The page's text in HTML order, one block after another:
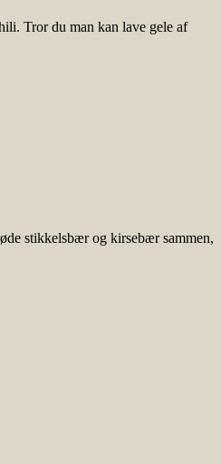
Tror du man kan lave gele af
stikkelsbær og kirsebær sammen,